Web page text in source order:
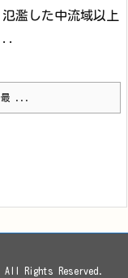
濫した中流域以上
...
All Rights Reserved.